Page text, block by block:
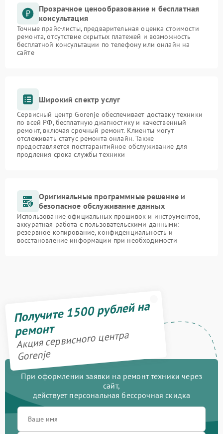
Прозрачное ценообразование и бесплатная
консультация
Точные прайс-листы, предварительная оценка стоимости
ремонта, отсутствие скрытых платежей и возможность
бесплатной консультации по телефону или онлайн на
сайте
Широкий спектр услуг
Сервисный центр Gorenje обеспечивает доставку техники
по всей РФ, бесплатную диагностику и качественный
ремонт, включая срочный ремонт. Клиенты могут
отслеживать статус ремонта онлайн. Также
предоставляется постгарантийное обслуживание для
продления срока службы техники
Оригинальные программные решение и
безопасное обслуживание данных
Использование официальных прошивок и инструментов,
аккуратная работа с пользовательскими данными:
резервное копирование, конфиденциальность и
восстановление информации при необходимости
Получите 1500 рублей на
ремонт
Акция сервисного центра
Gorenje
При оформлении заявки на ремонт техники через
сайт,
действует персональная бессрочная скидка